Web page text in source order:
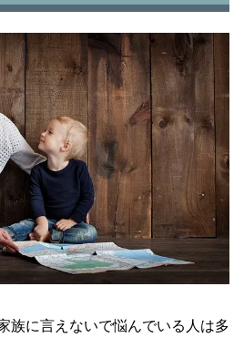
族に言えないで悩んでいる人は多